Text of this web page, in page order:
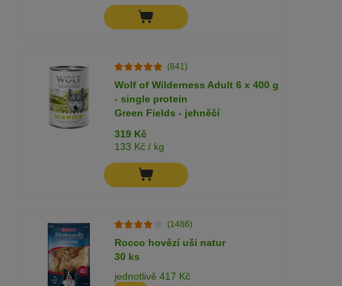
(841)
Wolf of Wilderness Adult 6 x 400 g
- single protein
Green Fields - jehněčí
319 Kč
133 Kč / kg
(1486)
Rocco hovězí uši natur
30 ks
jednotlivě 417 Kč